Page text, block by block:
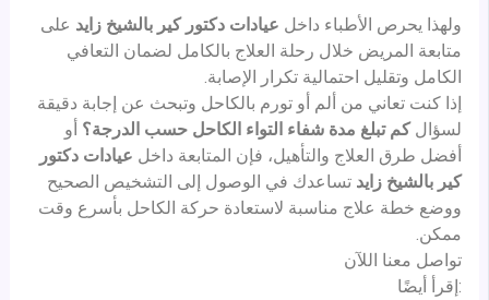
ولهذا يحرص الأطباء داخل عيادات دكتور كير بالشيخ زايد على
متابعة المريض خلال رحلة العلاج بالكامل لضمان التعافي
الكامل وتقليل احتمالية تكرار الإصابة.
إذا كنت تعاني من ألم أو تورم بالكاحل وتبحث عن إجابة دقيقة
لسؤالكم تبلغ مدة شفاء التواء الكاحل حسب الدرجة؟ أو
أفضل طرق العلاج والتأهيل، فإن المتابعة داخل عيادات دكتور
كير بالشيخ زايد تساعدك في الوصول إلى التشخيص الصحيح
ووضع خطة علاج مناسبة لاستعادة حركة الكاحل بأسرع وقت
ممكن.
تواصل معنا اللآن
:إقرأ أيضًا